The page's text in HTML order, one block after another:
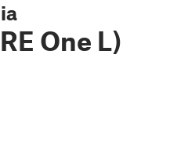
One L)